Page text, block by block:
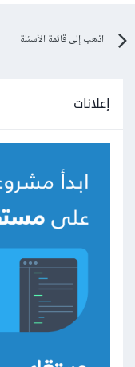
اذهب إلى قائمة الأسئلة
إعلانات